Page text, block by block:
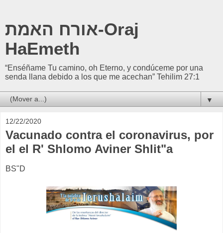
אורח האמת-Oraj
HaEmeth
“Enséñame Tu camino, oh Eterno, y condúceme por una
senda llana debido a los que me acechan” Tehilim 27:1
▼
12/22/2020
Vacunado contra el coronavirus, por
el el R' Shlomo Aviner Shlit"a
BS"D